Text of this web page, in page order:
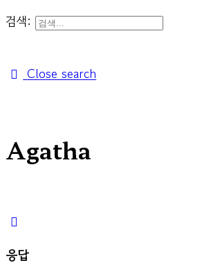
검색:
Close search
Agatha
응답